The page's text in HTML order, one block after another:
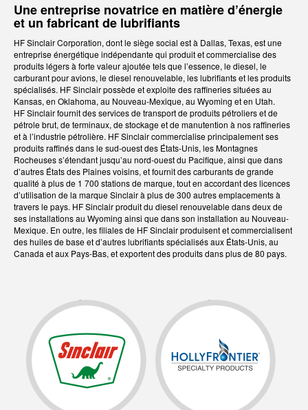
Une entreprise novatrice en matière d’énergie
et un fabricant de lubrifiants
HF Sinclair Corporation, dont le siège social est à Dallas, Texas, est une
entreprise énergétique indépendante qui produit et commercialise des
produits légers à forte valeur ajoutée tels que l’essence, le diesel, le
carburant pour avions, le diesel renouvelable, les lubrifiants et les produits
spécialisés. HF Sinclair possède et exploite des raffineries situées au
Kansas, en Oklahoma, au Nouveau-Mexique, au Wyoming et en Utah.
HF Sinclair fournit des services de transport de produits pétroliers et de
pétrole brut, de terminaux, de stockage et de manutention à nos raffineries
et à l’industrie pétrolière. HF Sinclair commercialise principalement ses
produits raffinés dans le sud-ouest des États-Unis, les Montagnes
Rocheuses s’étendant jusqu’au nord-ouest du Pacifique, ainsi que dans
d’autres États des Plaines voisins, et fournit des carburants de grande
qualité à plus de 1 700 stations de marque, tout en accordant des licences
d’utilisation de la marque Sinclair à plus de 300 autres emplacements à
travers le pays. HF Sinclair produit du diesel renouvelable dans deux de
ses installations au Wyoming ainsi que dans son installation au Nouveau-
Mexique. En outre, les filiales de HF Sinclair produisent et commercialisent
des huiles de base et d’autres lubrifiants spécialisés aux États-Unis, au
Canada et aux Pays-Bas, et exportent des produits dans plus de 80 pays.